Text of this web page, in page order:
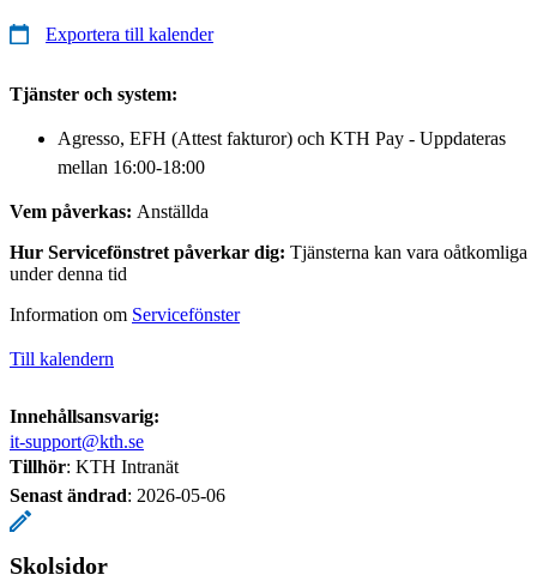
Exportera till kalender
Tjänster och system:
Agresso, EFH (Attest fakturor) och KTH Pay - Uppdateras
mellan 16:00-18:00
Vem påverkas: Anställda
Hur Servicefönstret påverkar dig: Tjänsterna kan vara oåtkomliga
under denna tid
Information om Servicefönster
Till kalendern
Innehållsansvarig:
it-support@kth.se
Tillhör: KTH Intranät
Senast ändrad: 2026-05-06
Skolsidor